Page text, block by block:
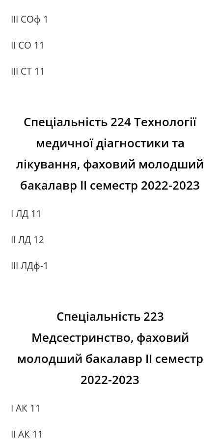
III СОф 1
ІI СО 11
ІІІ СТ 11
Спеціальність 224 Технології
медичної діагностики та
лікування, фаховий молодший
бакалавр ІІ семестр 2022-2023
І ЛД 11
ІІ ЛД 12
ІІІ ЛДф-1
Спеціальність 223
Медсестринство, фаховий
молодший бакалавр ІІ семестр
2022-2023
I АК 11
II АК 11